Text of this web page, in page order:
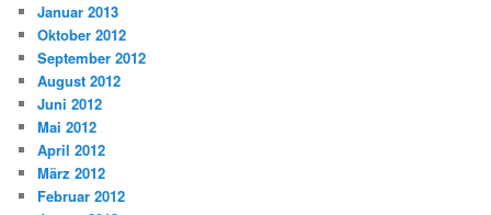
Januar 2013
Oktober 2012
September 2012
August 2012
Juni 2012
Mai 2012
April 2012
März 2012
Februar 2012